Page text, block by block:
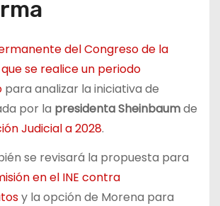
del Congreso de la
se realice un periodo
para analizar la iniciativa de
por la presidenta Sheinbaumde
Judicial a 2028.
se revisará la propuesta para
en el INE contra
y la opción de Morena para